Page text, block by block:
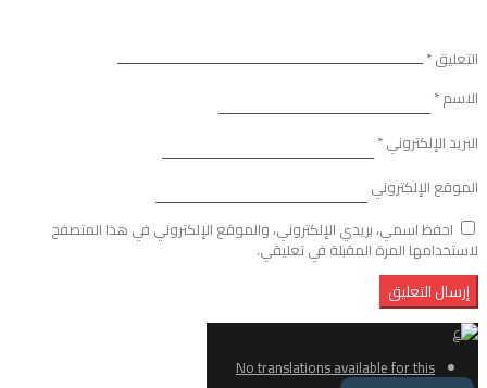
التعليق*
الاسم*
البريد الإلكتروني*
الموقع الإلكتروني
احفظ اسمي، بريدي الإلكتروني، والموقع الإلكتروني في هذا المتصفح
لاستخدامها المرة المقبلة في تعليقي.
No translations available for this